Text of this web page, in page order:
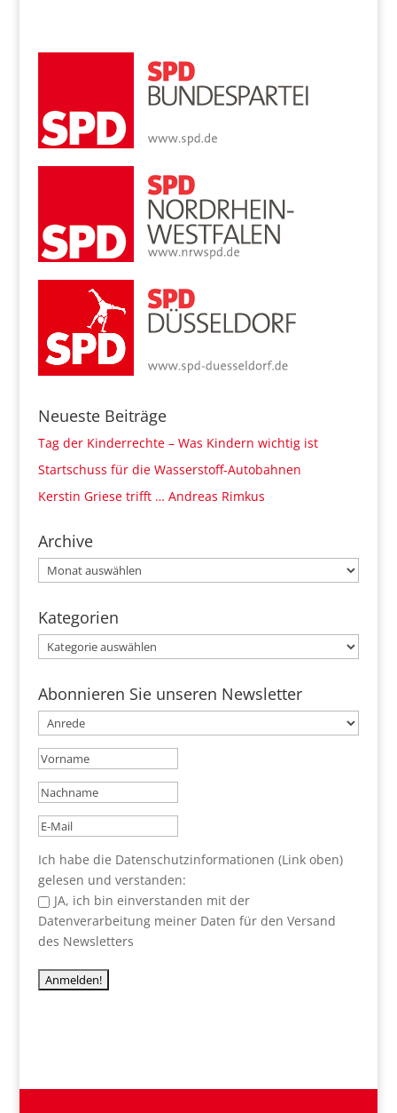
Neueste Beiträge
Tag der Kinderrechte – Was Kindern wichtig ist
Startschuss für die Wasserstoff-Autobahnen
Kerstin Griese trifft … Andreas Rimkus
Archive
Archive
Kategorien
Kategorien
Abonnieren Sie unseren Newsletter
Ich habe die Datenschutzinformationen (Link oben)
gelesen und verstanden:
JA, ich bin einverstanden mit der
Datenverarbeitung meiner Daten für den Versand
des Newsletters